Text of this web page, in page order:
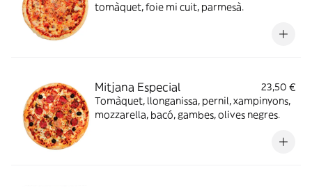
tomàquet, foie mi cuit, parmesà.
Mitjana Especial
23,50 €
Tomàquet, llonganissa, pernil, xampinyons,
mozzarella, bacó, gambes, olives negres.